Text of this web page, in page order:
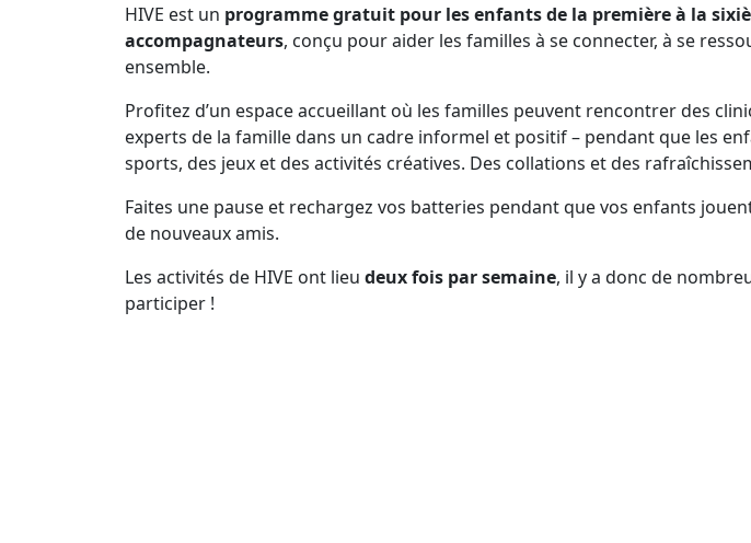
HIVE est un programme gratuit pour les enfants de la première à la
accompagnateurs, conçu pour aider les familles à se connecter, à se
ensemble.
Profitez d’un espace accueillant où les familles peuvent rencontrer des
experts de la famille dans un cadre informel et positif – pendant que les
sports, des jeux et des activités créatives. Des collations et des
Faites une pause et rechargez vos batteries pendant que vos enfants
de nouveaux amis.
Les activités de HIVE ont lieu deux fois par semaine, il y a donc de
participer !